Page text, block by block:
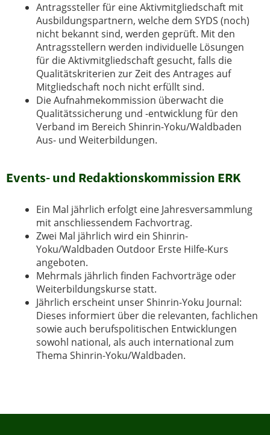
Antragssteller für eine Aktivmitgliedschaft mit
Ausbildungspartnern, welche dem SYDS (noch)
nicht bekannt sind, werden geprüft. Mit den
Antragsstellern werden individuelle Lösungen
für die Aktivmitgliedschaft gesucht, falls die
Qualitätskriterien zur Zeit des Antrages auf
Mitgliedschaft noch nicht erfüllt sind.
Die Aufnahmekommission überwacht die
Qualitätssicherung und -entwicklung für den
Verband im Bereich Shinrin-Yoku/Waldbaden
Aus- und Weiterbildungen.
Events- und Redaktionskommission ERK
Ein Mal jährlich erfolgt eine Jahresversammlung
mit anschliessendem Fachvortrag.
Zwei Mal jährlich wird ein Shinrin-
Yoku/Waldbaden Outdoor Erste Hilfe-Kurs
angeboten.
Mehrmals jährlich finden Fachvorträge oder
Weiterbildungskurse statt.
Jährlich erscheint unser Shinrin-Yoku Journal:
Dieses informiert über die relevanten, fachlichen
sowie auch berufspolitischen Entwicklungen
sowohl national, als auch international zum
Thema Shinrin-Yoku/Waldbaden.